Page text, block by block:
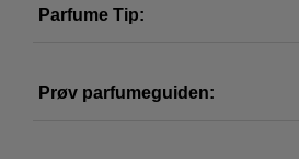
Parfume Tip:
Prøv parfumeguiden: